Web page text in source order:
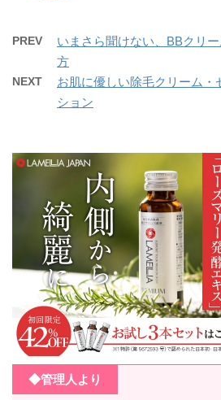
PREV
いまさら聞けない、BBクリ
方
NEXT
お肌に優しい除毛クリーム・
ション
◆管理人より